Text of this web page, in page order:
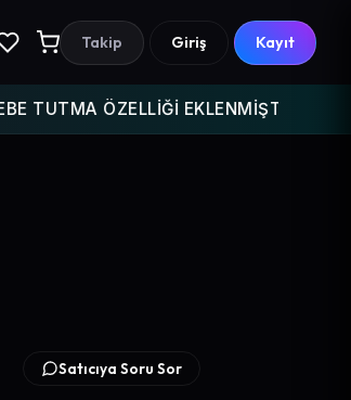
Takip Giriş Kayıt
ÖZELLİĞİ EKLENMİŞTİR GELİR
Satıcıya Soru Sor